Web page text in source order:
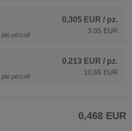
più piccoli
0,305 EUR / pz.
3,05 EUR
più piccoli
0,213 EUR / pz.
10,65 EUR
0,468 EUR